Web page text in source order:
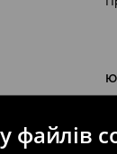
файлів